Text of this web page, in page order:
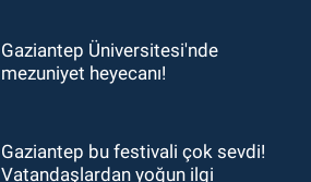
Gaziantep Üniversitesi'nde
mezuniyet heyecanı!
Gaziantep bu festivali çok sevdi!
Vatandaşlardan yoğun ilgi